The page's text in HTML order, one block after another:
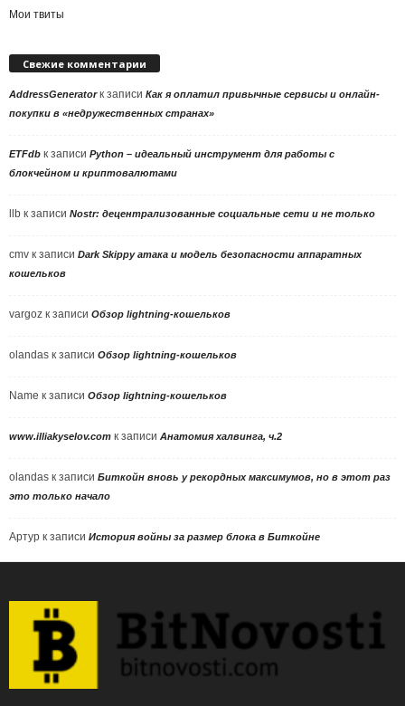
Мои твиты
Свежие комментарии
AddressGeneratorк записи Как я оплатил привычные сервисы и онлайн-
покупки в «недружественных странах»
ETFdb к записи Python – идеальный инструмент для работы с
блокчейном и криптовалютами
llb к записи Nostr: децентрализованные социальные сети и не только
cmv к записи Dark Skippy атака и модель безопасности аппаратных
кошельков
vargoz к записи Обзор lightning-кошельков
olandas к записи Обзор lightning-кошельков
Name к записи Обзор lightning-кошельков
www.illiakyselov.com к записи Анатомия халвинга, ч.2
olandas к записи Биткойн вновь у рекордных максимумов, но в этот раз
это только начало
Артур к записи История войны за размер блока в Биткойне